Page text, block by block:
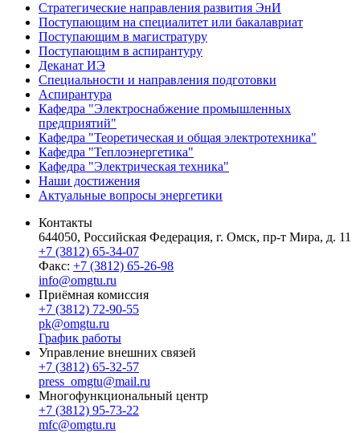
Стратегические направления развития ЭнИ
Поступающим на специалитет или бакалавриат
Поступающим в магистратуру
Поступающим в аспирантуру
Деканат ИЭ
Специальности и направления подготовки
Аспирантура
Кафедра "Электроснабжение промышленных
предприятий"
Кафедра "Теоретическая и общая электротехника"
Кафедра "Теплоэнергетика"
Кафедра "Электрическая техника"
Наши достижения
Актуальные вопросы энергетики
Контакты
644050, Российская Федерация, г. Омск, пр-т Мира, д. 11
+7 (3812) 65-34-07
Факс: +7 (3812) 65-26-98
info@omgtu.ru
Приёмная комиссия
+7 (3812) 72-90-55
pk@omgtu.ru
График работы
Управление внешних связей
+7 (3812) 65-32-57
press_omgtu@mail.ru
Многофункциональный центр
+7 (3812) 95-73-22
mfc@omgtu.ru